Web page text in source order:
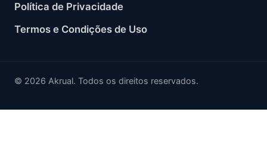
Política de Privacidade
Termos e Condições de Uso
© 2026 Akrual. Todos os direitos reservados.